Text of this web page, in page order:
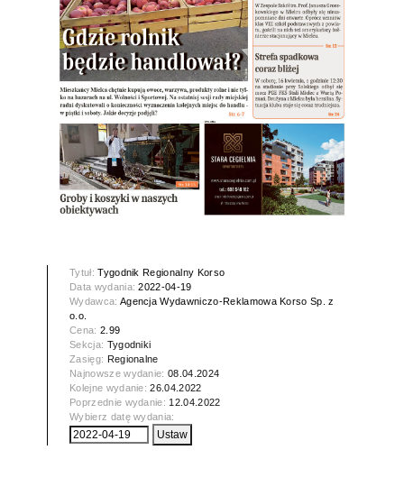
Tytuł:Tygodnik Regionalny Korso
Data wydania:2022-04-19
Wydawca: Agencja Wydawniczo-Reklamowa Korso Sp. z
o.o.
Cena: 2.99
Sekcja: Tygodniki
Zasięg: Regionalne
Najnowsze wydanie:08.04.2024
Kolejne wydanie:26.04.2022
Poprzednie wydanie: 12.04.2022
Wybierz datę wydania: